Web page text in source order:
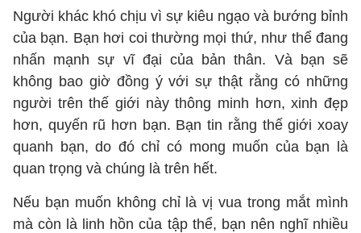
Người khác khó chịu vì sự kiêu ngạo và bướng bỉnh
của bạn. Bạn hơi coi thường mọi thứ, như thể đang
nhấn mạnh sự vĩ đại của bản thân. Và bạn sẽ
không bao giờ đồng ý với sự thật rằng có những
người trên thế giới này thông minh hơn, xinh đẹp
hơn, quyến rũ hơn bạn. Bạn tin rằng thế giới xoay
quanh bạn, do đó chỉ có mong muốn của bạn là
quan trọng và chúng là trên hết.
Nếu bạn muốn không chỉ là vị vua trong mắt mình
mà còn là linh hồn của tập thể, bạn nên nghĩ nhiều